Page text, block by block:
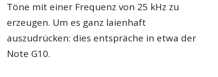
Töne mit einer Frequenz von 25 kHz zu
erzeugen. Um es ganz laienhaft
auszudrücken: dies entspräche in etwa der
Note G10.